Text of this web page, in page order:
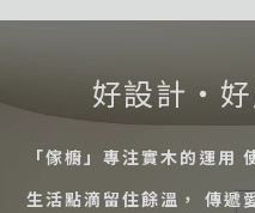
好設計・
「傢櫥」專注實木的運用
生活點滴留住餘溫， 傳遞